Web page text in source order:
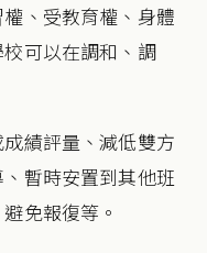
、受教育權、身體
可以在調和、調
績評量、減低雙方
暫時安置到其他班
免報復等。